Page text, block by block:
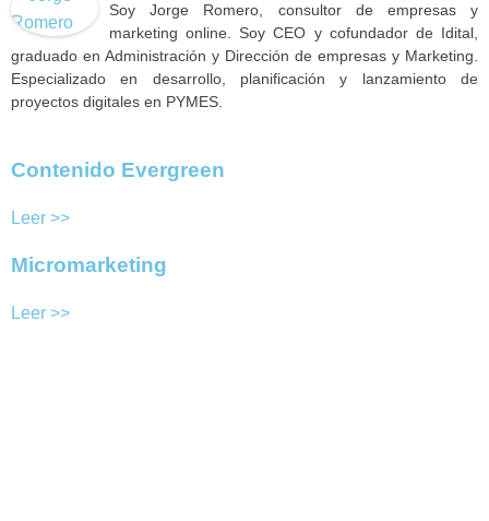
Soy Jorge Romero, consultor de empresas y
marketing online. Soy CEO y cofundador de Idital,
graduado en Administración y Dirección de empresas y Marketing.
Especializado en desarrollo, planificación y lanzamiento de
proyectos digitales en PYMES.
Contenido Evergreen
Leer >>
Micromarketing
Leer >>